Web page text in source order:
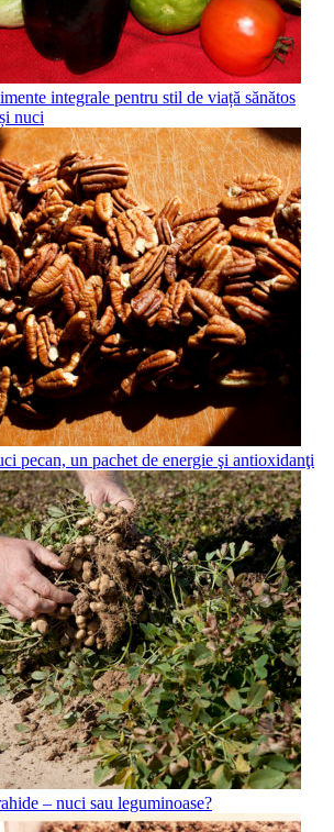
integrale pentru stil de viață sănătos
nuci
pecan, un pachet de energie şi antioxidanţi
– nuci sau leguminoase?